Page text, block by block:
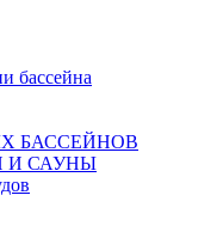
бассейна
БАССЕЙНОВ
И САУНЫ